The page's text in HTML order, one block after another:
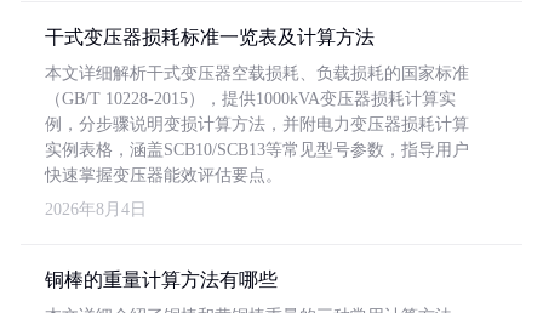
干式变压器损耗标准一览表及计算方法
本文详细解析干式变压器空载损耗、负载损耗的国家标准
（GB/T 10228-2015），提供1000kVA变压器损耗计算实
例，分步骤说明变损计算方法，并附电力变压器损耗计算
实例表格，涵盖SCB10/SCB13等常见型号参数，指导用户
快速掌握变压器能效评估要点。
2026年8月4日
铜棒的重量计算方法有哪些